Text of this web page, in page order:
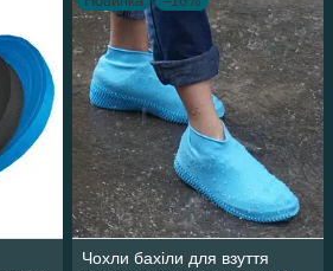
Чохли бахіли для взуття